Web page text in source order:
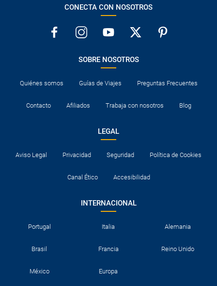
CONECTA CON NOSOTROS
SOBRE NOSOTROS
Quiénes somos Guías de Viajes Preguntas Frecuentes
Contacto Afiliados Trabaja con nosotros Blog
LEGAL
Aviso Legal Privacidad Seguridad Política de Cookies
Canal Ético Accesibilidad
INTERNACIONAL
Portugal Italia Alemania
Brasil Francia Reino Unido
México Europa